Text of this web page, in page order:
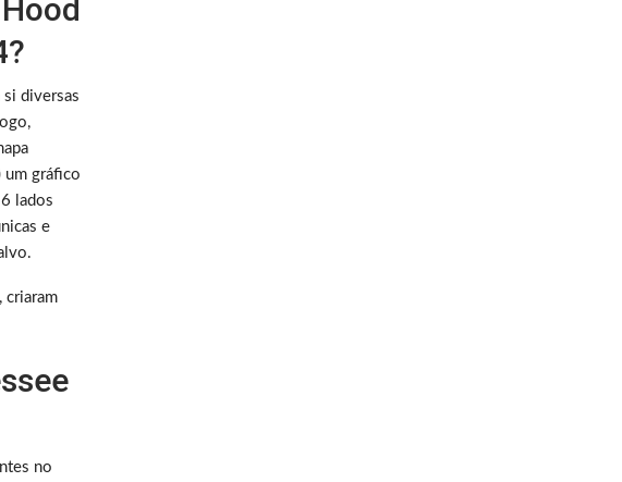
diversas
um gráfico
lados
e
criaram
no